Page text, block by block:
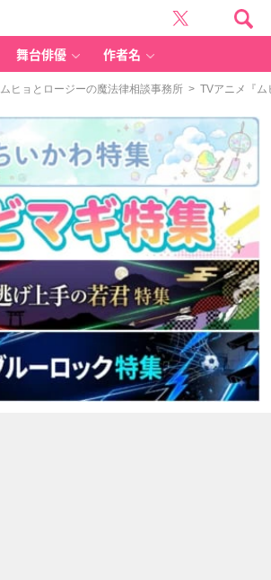
舞台俳優 作者名
ムヒョとロージーの魔法律相談事務所 > TVアニメ『ム